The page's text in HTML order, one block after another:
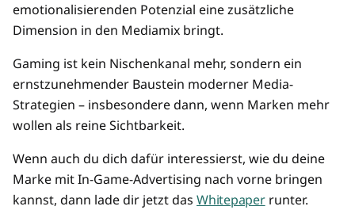
emotionalisierenden Potenzial eine zusätzliche
Dimension in den Mediamix bringt.
Gaming ist kein Nischenkanal mehr, sondern ein
ernstzunehmender Baustein moderner Media-
Strategien – insbesondere dann, wenn Marken mehr
wollen als reine Sichtbarkeit.
Wenn auch du dich dafür interessierst, wie du deine
Marke mit In-Game-Advertising nach vorne bringen
kannst, dann lade dir jetzt das Whitepaperrunter.